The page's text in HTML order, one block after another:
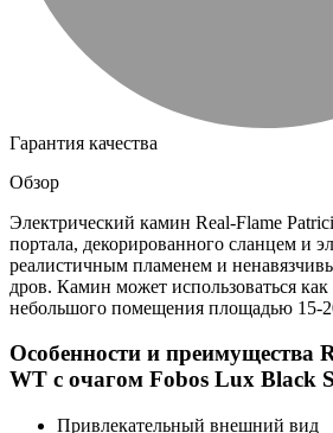
Гарантия качества
Обзор
Электрический камин Real-Flame
портала, декорированного сланцем и
реалистичным пламенем и
дров. Камин может использоваться как
небольшого помещения площадью 15-
Особенности и преимущества
WT с очагом Fobos Lux Black
Привлекательный внешний вид